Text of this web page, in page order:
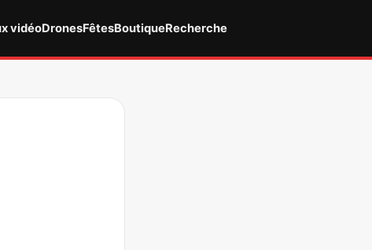
vidéoDronesFêtesBoutiqueRecherche